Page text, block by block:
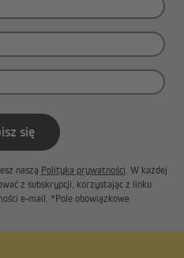
się
naszą Polityka prywatności. W każdej
z subskrypcji, korzystając z linku
e-mail. *Pole obowiązkowe